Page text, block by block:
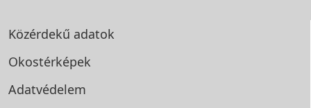
Közérdekű adatok
Okostérképek
Adatvédelem